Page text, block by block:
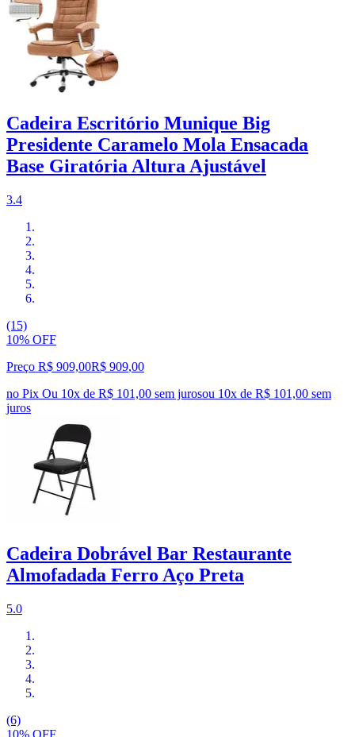
Cadeira Escritório Munique Big
Presidente Caramelo Mola Ensacada
Base Giratória Altura Ajustável
3.4
(15)
10% OFF
Preço R$ 909,00R$ 909,00
no Pix Ou 10x de R$ 101,00 sem jurosou 10x de R$ 101,00 sem
juros
Cadeira Dobrável Bar Restaurante
Almofadada Ferro Aço Preta
5.0
(6)
10% OFF